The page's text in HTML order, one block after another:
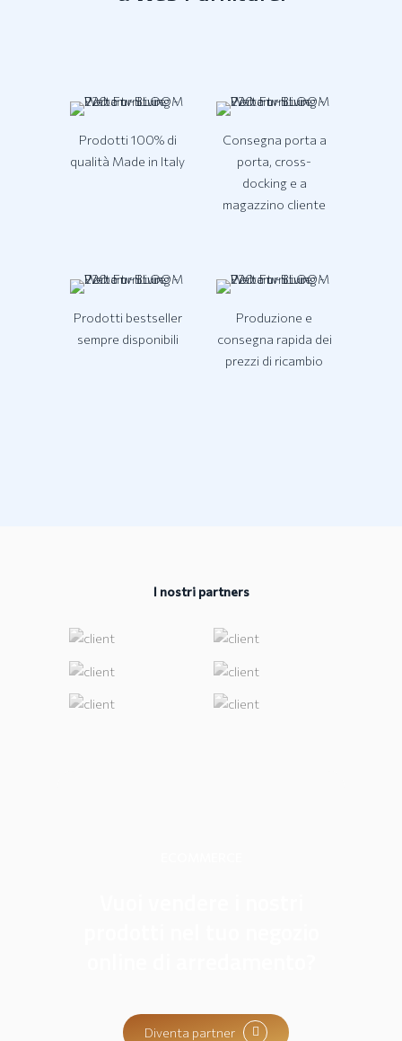
Prodotti 100% di
qualità Made in Italy
Consegna porta a
porta, cross-
docking e a
magazzino cliente
Prodotti bestseller
sempre disponibili
Produzione e
consegna rapida dei
prezzi di ricambio
I nostri partners
Diventa partner